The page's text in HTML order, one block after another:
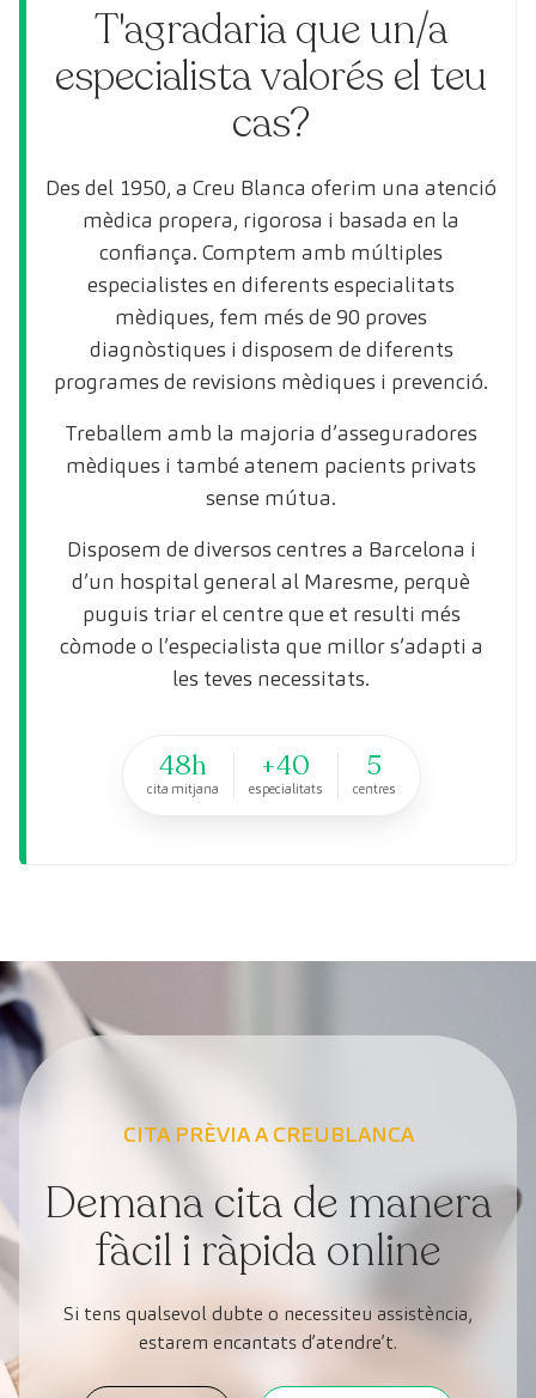
T'agradaria que un/a
especialista valorés el teu
cas?
Des del 1950, a Creu Blanca oferim una atenció
mèdica propera, rigorosa i basada en la
confiança. Comptem amb múltiples
especialistes en diferents especialitats
mèdiques, fem més de 90 proves
diagnòstiques i disposem de diferents
programes de revisions mèdiques i prevenció.
Treballem amb la majoria d’asseguradores
mèdiques i també atenem pacients privats
sense mútua.
Disposem de diversos centres a Barcelona i
d’un hospital general al Maresme, perquè
puguis triar el centre que et resulti més
còmode o l’especialista que millor s’adapti a
les teves necessitats.
48h
cita mitjana
+40
especialitats
5
centres
CITA PRÈVIA A CREUBLANCA
Demana cita de manera
fàcil i ràpida online
Si tens qualsevol dubte o necessiteu assistència,
estarem encantats d’atendre’t.